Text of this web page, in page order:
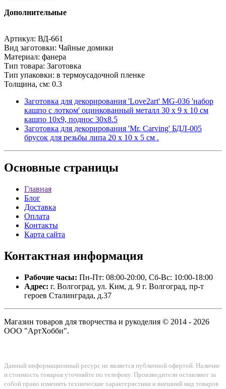
Дополнительные
Артикул: ВД-661
Вид заготовки: Чайные домики
Материал: фанера
Тип товара: Заготовка
Тип упаковки: в термоусадочной пленке
Толщина, см: 0.3
Заготовка для декорирования 'Love2art' MG-036 'набор
кашпо с лотком' оцинкованный металл 30 х 9 х 10 см
кашпо 10х9, поднос 30х8.5
Заготовка для декорирования 'Mr. Carving' БДЛ-005
брусок для резьбы липа 20 х 10 х 5 см .
Основные страницы
Главная
Блог
Доставка
Оплата
Контакты
Карта сайта
Контактная информация
Рабочие часы: Пн-Пт: 08:00-20:00, Сб-Вс: 10:00-18:00
Адрес: г. Волгоград, ул. Ким, д. 9 г. Волгоград, пр-т
героев Сталинграда, д.37
Магазин товаров для творчества и рукоделия © 2014 - 2026
ООО "АртХобби".
Данный информационный ресурс не является публичной офертой. Наличие
и стоимость товаров уточняйте по телефону. Производители оставляют за
собой право изменять технические характеристики и внешний вид товаров